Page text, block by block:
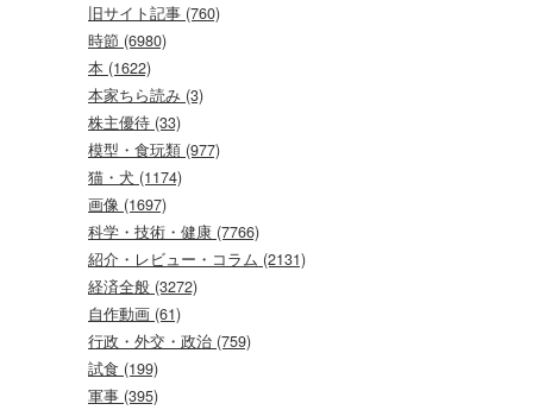
旧サイト記事 (760)
時節 (6980)
本 (1622)
本家ちら読み (3)
株主優待 (33)
模型・食玩類 (977)
猫・犬 (1174)
画像 (1697)
科学・技術・健康 (7766)
紹介・レビュー・コラム (2131)
経済全般 (3272)
自作動画 (61)
行政・外交・政治 (759)
試食 (199)
軍事 (395)